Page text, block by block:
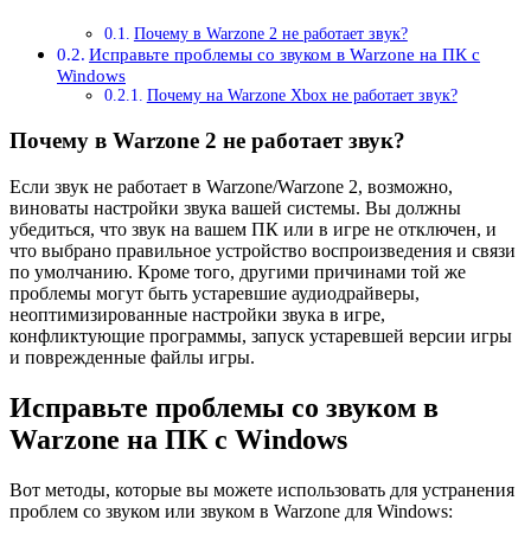
Почему в Warzone 2 не работает звук?
Исправьте проблемы со звуком в Warzone на ПК с
Windows
Почему на Warzone Xbox не работает звук?
Почему в Warzone 2 не работает звук?
Если звук не работает в Warzone/Warzone 2, возможно,
виноваты настройки звука вашей системы. Вы должны
убедиться, что звук на вашем ПК или в игре не отключен, и
что выбрано правильное устройство воспроизведения и связи
по умолчанию. Кроме того, другими причинами той же
проблемы могут быть устаревшие аудиодрайверы,
неоптимизированные настройки звука в игре,
конфликтующие программы, запуск устаревшей версии игры
и поврежденные файлы игры.
Исправьте проблемы со звуком в
Warzone на ПК с Windows
Вот методы, которые вы можете использовать для устранения
проблем со звуком или звуком в Warzone для Windows: